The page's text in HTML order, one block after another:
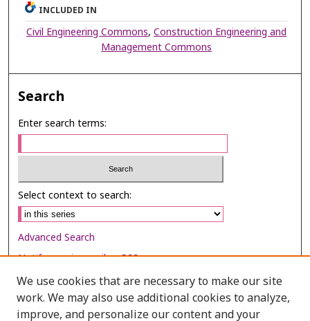
INCLUDED IN
Civil Engineering Commons,Construction Engineering and
Management Commons
Search
Enter search terms:
Select context to search:
Advanced Search
Notify me via email orRSS
Browse
Collections
We use cookies that are necessary to make our site
work. We may also use additional cookies to analyze,
improve, and personalize our content and your